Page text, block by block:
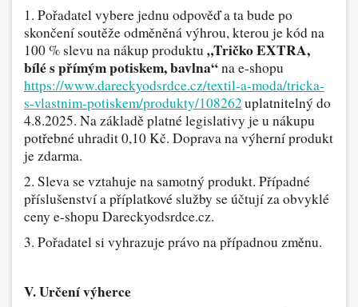
1. Pořadatel vybere jednu odpověď a ta bude po
skončení soutěže odměněná výhrou, kterou je kód na
100 % slevu na nákup produktu „Tričko EXTRA,
bílé s přímým potiskem, bavlna“na e-shopu
https://www.dareckyodsrdce.cz/textil-a-moda/tricka-
s-vlastnim-potiskem/produkty/108262uplatnitelný do
4.8.2025. Na základě platné legislativy je u nákupu
potřebné uhradit 0,10 Kč. Doprava na výherní produkt
je zdarma.
2. Sleva se vztahuje na samotný produkt. Případné
příslušenství a příplatkové služby se účtují za obvyklé
ceny e-shopu Dareckyodsrdce.cz.
3. Pořadatel si vyhrazuje právo na případnou změnu.
V. Určení výherce